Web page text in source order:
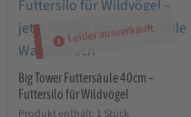
Leider ausverkauft
Big Tower Futtersäule 40cm –
Futtersilo für Wildvögel
Produkt enthält: 1 Stück